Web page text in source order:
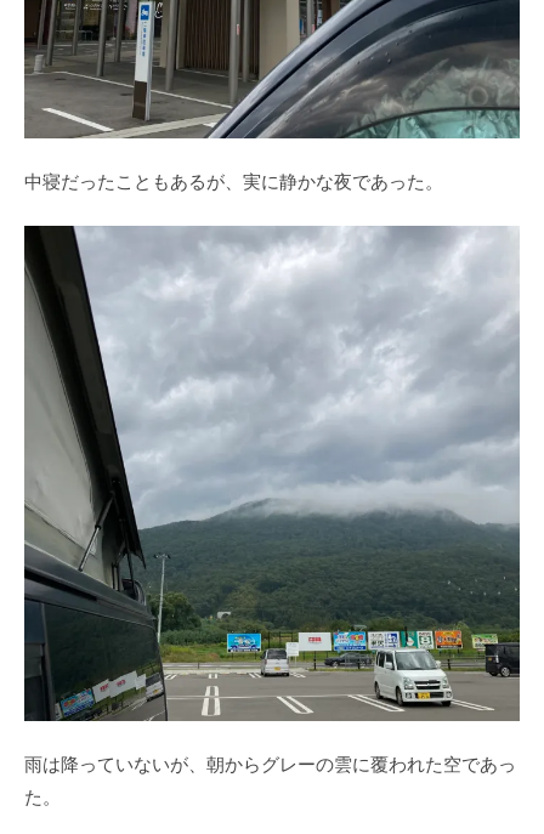
中寝だったこともあるが、実に静かな夜であった。
雨は降っていないが、朝からグレーの雲に覆われた空であっ
た。